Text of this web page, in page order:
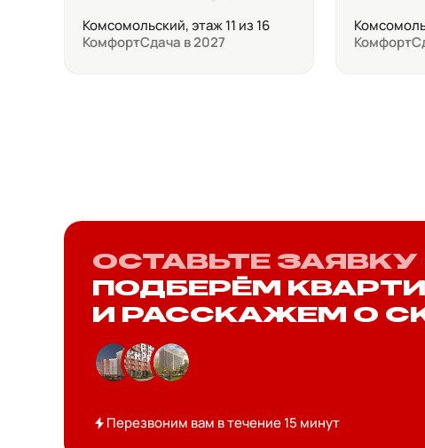
Комсомольский, этаж 11 из 16
КомфортСдача в 2027
Комфорт
ОСТАВЬТЕ ЗАЯВКУ
ПОДБЕРЁМ
И РАССКАЖЕМ О
Перезвоним вам в течение 15 минут